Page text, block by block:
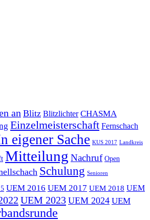
an Blitz Blitzlichter CHASMA
Einzelmeisterschaft Fernschach
eigener Sache KUS 2017 Landkreis
Mitteilung Nachruf Open
Schulung Senioren
UEM 2016 UEM 2017 UEM 2018 UEM
UEM 2023 UEM 2024 UEM